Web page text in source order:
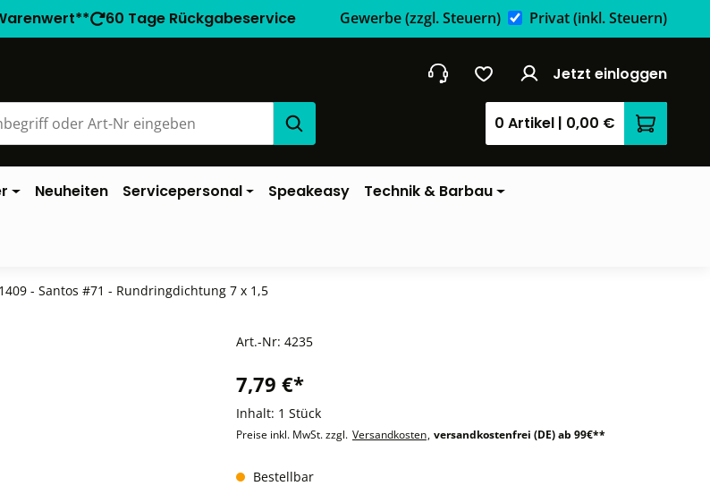
60 Tage Rückgabeservice Gewerbe(zzgl. Steuern) Privat(inkl. Steuern)
Jetzt einloggen
0 Artikel | 0,00 €
Neuheiten Servicepersonal Speakeasy Technik & Barbau
- Santos #71 - Rundringdichtung 7 x 1,5
Art.-Nr: 4235
7,79 €*
Inhalt: 1 Stück
Preise inkl. MwSt. zzgl. Versandkosten, versandkostenfrei (DE) ab 99€**
Bestellbar